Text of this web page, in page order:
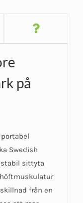
på
portabel
Swedish
sittyta
från en